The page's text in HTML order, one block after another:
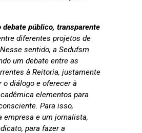
debate público, transparente
diferentes projetos de
sentido, a Sedufsm
um debate entre as
à Reitoria, justamente
o diálogo e oferecer à
elementos para
Para isso,
empresa e um jornalista,
para fazer a